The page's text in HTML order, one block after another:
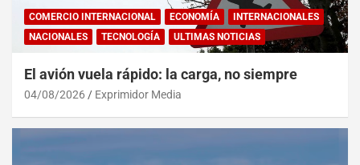
COMERCIO INTERNACIONAL ECONOMÍA
INTERNACIONALES
NACIONALES
TECNOLOGÍA ULTIMAS NOTICIAS
El avión vuela rápido: la carga, no siempre
04/08/2026 Exprimidor Media